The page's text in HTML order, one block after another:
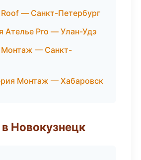
— Санкт-Петербург
Ателье Pro — Улан-Удэ
— Санкт-
Монтаж — Хабаровск
Новокузнецк